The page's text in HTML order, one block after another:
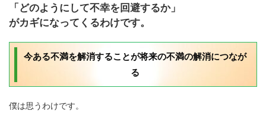
「どのようにして不幸を回避するか」
がカギになってくるわけです。
今ある不満を解消することが将来の不満の解消につなが
る
僕は思うわけです。